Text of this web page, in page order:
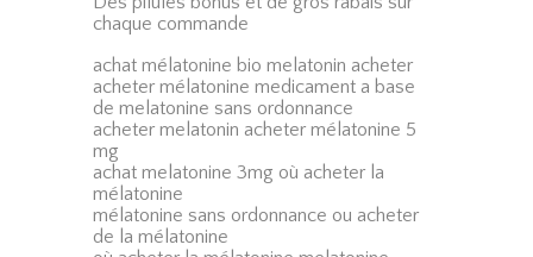
chaque commande
achat mélatonine bio melatonin acheter
acheter mélatonine medicament a base
de melatonine sans ordonnance
acheter melatonin acheter mélatonine 5
mg
achat melatonine 3mg où acheter la
mélatonine
mélatonine sans ordonnance ou acheter
de la mélatonine